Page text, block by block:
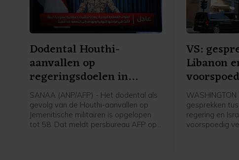
Dodental Houthi-
aanvallen op
regeringsdoelen in
Jemen opgelopen
SANAA (ANP/AFP) - Het dodental als
gevolg van de Houthi-aanvallen op
Jemenitische militairen is opgelopen
tot 58. Dat meldt persbureau AFP op
VS:
Libanon
gesprekken
regering en
voorspoedig